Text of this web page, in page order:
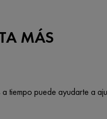
MÁS
tiempo puede ayudarte a